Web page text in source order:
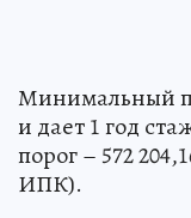
Минимальный
и дает 1 год
порог – 572
ИПК).